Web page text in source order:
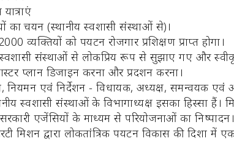
का चयन (स्थानीय स्वशासी संस्थाओं से)।
व्यक्तियों को पर्यटन रोजगार प्रशिक्षण प्राप्त होगा।
स्वशासी संस्थाओं से लोकप्रिय रूप से सुझाए गए और
प्लान डिजाइन करना और प्रदर्शन करना।
नियमन एवं निर्देशन - विधायक, अध्यक्ष, समन्वयक एवं
स्वशासी संस्थाओं के विभागाध्यक्ष इसका हिस्सा हैं।
एजेंसियों के माध्यम से परियोजनाओं का निष्पादन।
मिशन द्वारा लोकतांत्रिक पर्यटन विकास की दिशा में